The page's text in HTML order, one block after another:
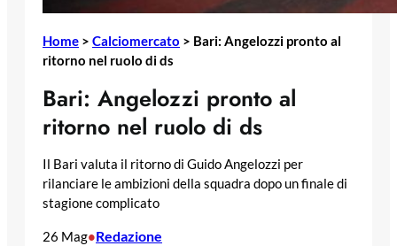
Home > Calciomercato > Bari: Angelozzi pronto al
ritorno nel ruolo di ds
Bari: Angelozzi pronto al
ritorno nel ruolo di ds
Il Bari valuta il ritorno di Guido Angelozzi per
rilanciare le ambizioni della squadra dopo un finale di
stagione complicato
26 Mag•Redazione